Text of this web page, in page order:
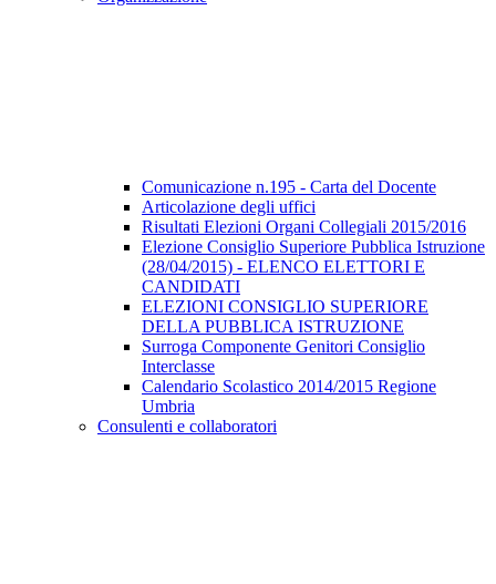
Comunicazione n.195 - Carta del Docente
Articolazione degli uffici
Risultati Elezioni Organi Collegiali 2015/2016
Elezione Consiglio Superiore Pubblica Istruzione
(28/04/2015) - ELENCO ELETTORI E
CANDIDATI
ELEZIONI CONSIGLIO SUPERIORE
DELLA PUBBLICA ISTRUZIONE
Surroga Componente Genitori Consiglio
Interclasse
Calendario Scolastico 2014/2015 Regione
Umbria
Consulenti e collaboratori